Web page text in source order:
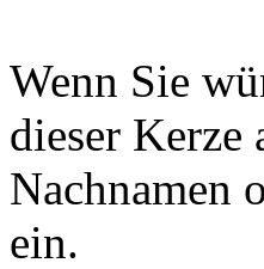
Wenn Sie
dieser Kerze
Nachnamen
ein.